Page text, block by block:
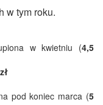
w tym roku.
w kwietniu (4,5
pod koniec marca (5